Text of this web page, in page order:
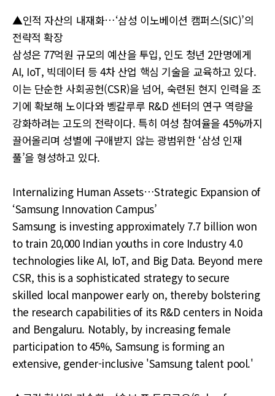
▲인적 자산의 내재화…‘삼성 이노베이션 캠퍼스(SIC)’의
전략적 확장
삼성은 77억원 규모의 예산을 투입, 인도 청년 2만명에게
AI, IoT, 빅데이터 등 4차 산업 핵심 기술을 교육하고 있다.
이는 단순한 사회공헌(CSR)을 넘어, 숙련된 현지 인력을 조
기에 확보해 노이다와 벵갈루루 R&D 센터의 연구 역량을
강화하려는 고도의 전략이다. 특히 여성 참여율을 45%까지
끌어올리며 성별에 구애받지 않는 광범위한 ‘삼성 인재
풀’을 형성하고 있다.
Internalizing Human Assets…Strategic Expansion of
‘Samsung Innovation Campus’
Samsung is investing approximately 7.7 billion won
to train 20,000 Indian youths in core Industry 4.0
technologies like AI, IoT, and Big Data. Beyond mere
CSR, this is a sophisticated strategy to secure
skilled local manpower early on, thereby bolstering
the research capabilities of its R&D centers in Noida
and Bengaluru. Notably, by increasing female
participation to 45%, Samsung is forming an
extensive, gender-inclusive 'Samsung talent pool.'